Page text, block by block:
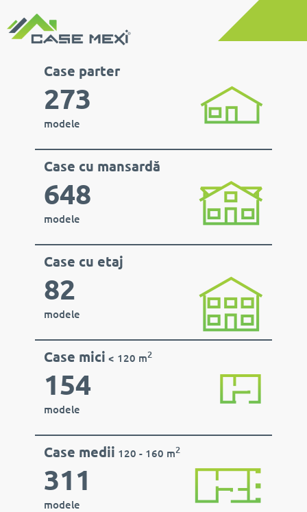
Case parter
273
modele
Case cu mansardă
648
modele
Case cu etaj
82
modele
Case mici < 120 m2
154
modele
Case medii 120 - 160 m2
311
modele